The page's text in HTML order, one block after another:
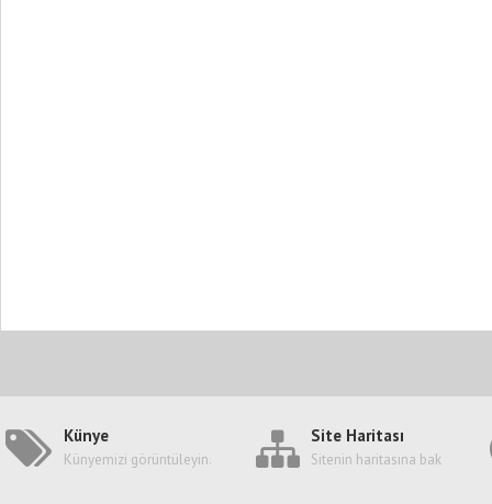
Künye
Künyemizi görüntüleyin.
Site Haritası
Sitenin haritasına bak